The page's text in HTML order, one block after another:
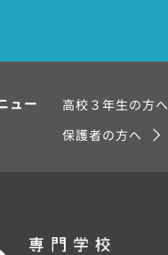
ュー 高校３年生の方へ
保護者の方へ